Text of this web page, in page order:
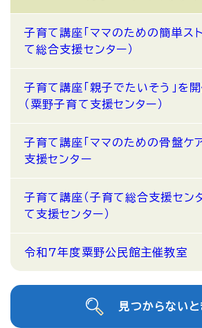
子育て講座「ママのための簡単スト
て総合支援センター）
子育て講座「親子でたいそう」を開
（粟野子育て支援センター）
子育て講座「ママのための骨盤ケ
支援センター
子育て講座（子育て総合支援セン
て支援センター）
令和7年度粟野公民館主催教室
見つからないと